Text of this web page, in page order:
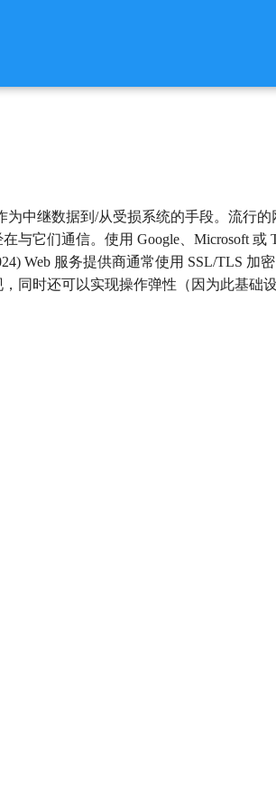
为中继数据到/从受损系统的手段。流行
与它们通信。使用 Google、Microsoft
Web 服务提供商通常使用 SSL/TLS
同时还可以实现操作弹性（因为此基础